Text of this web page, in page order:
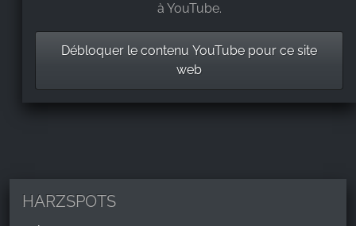
à YouTube.
Débloquer le contenu YouTube pour ce site
web
HARZSPOTS